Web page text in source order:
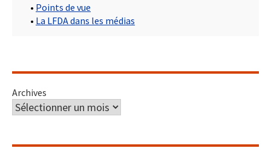
• Points de vue
• La LFDA dans les médias
Archives